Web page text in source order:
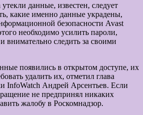
данные, известен, следует
какие именно данные украдены,
безопасности Avast
необходимо усилить пароли,
внимательно следить за своими
появились в открытом доступе, их
удалить их, отметил глава
InfoWatch Андрей Арсентьев. Если
не предпринял никаких
жалобу в Роскомнадзор.